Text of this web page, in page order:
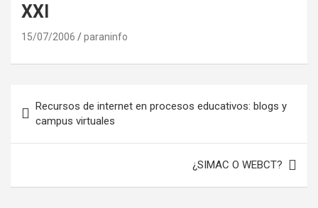
XXI
15/07/2006 paraninfo
de
entradas
Recursos de internet en procesos educativos: blogs y
campus virtuales
¿SIMAC O WEBCT?